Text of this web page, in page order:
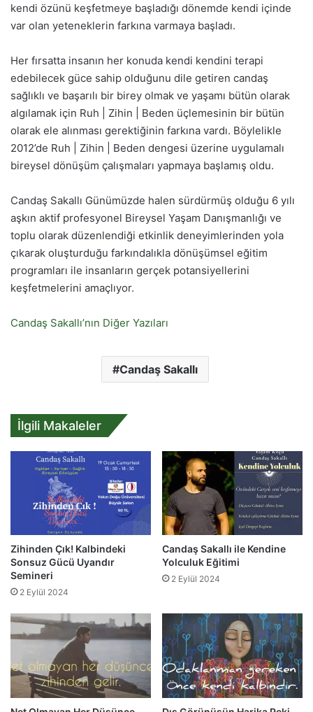
kendi özünü keşfetmeye başladığı dönemde kendi içinde
var olan yeteneklerin farkına varmaya başladı.
Her fırsatta insanın her konuda kendi kendini terapi
edebilecek güce sahip olduğunu dile getiren candaş
sağlıklı ve başarılı bir birey olmak ve yaşamı bütün olarak
algılamak için Ruh | Zihin | Beden üçlemesinin bir bütün
olarak ele alınması gerektiğinin farkına vardı. Böylelikle
2012’de Ruh | Zihin | Beden dengesi üzerine uygulamalı
bireysel dönüşüm çalışmaları yapmaya başlamış oldu.
Candaş Sakallı Günümüzde halen sürdürmüş olduğu 6 yılı
aşkın aktif profesyonel Bireysel Yaşam Danışmanlığı ve
toplu olarak düzenlendiği etkinlik deneyimlerinden yola
çıkarak oluşturduğu farkındalıkla dönüşümsel eğitim
programları ile insanların gerçek potansiyellerini
keşfetmelerini amaçlıyor.
Candaş Sakallı’nın Diğer Yazıları
Candaş Sakallı
İlgili Makaleler
Zihinden Çık! Kalbindeki
Sonsuz Gücü Uyandır
Semineri
2 Eylül 2024
Candaş Sakallı ile Kendine
Yolculuk Eğitimi
2 Eylül 2024